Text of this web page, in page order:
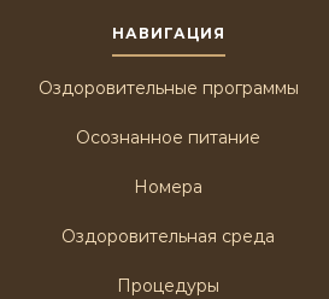
НАВИГАЦИЯ
Оздоровительные программы
Осознанное питание
Номера
Оздоровительная среда
Процедуры